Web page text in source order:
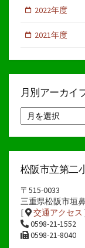
2022年度
2021年度
月別アーカイ
別
ア
イ
松阪市立第二
〒515-0033
三重県松阪市垣
[
交通アクセス
0598-21-1552
0598-21-8040